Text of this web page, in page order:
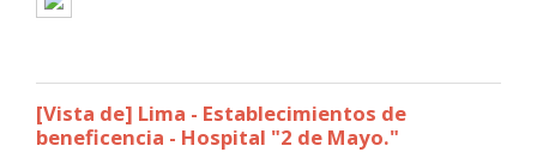
[Vista de] Lima - Establecimientos de
beneficencia - Hospital "2 de Mayo."